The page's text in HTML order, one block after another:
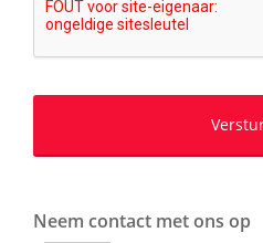
Neem contact met ons op